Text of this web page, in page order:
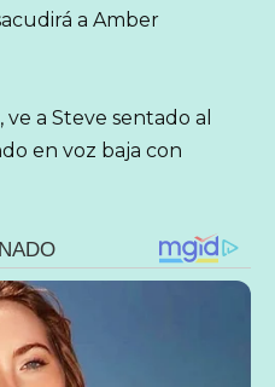
a Amber
a Steve sentado al
en voz baja con